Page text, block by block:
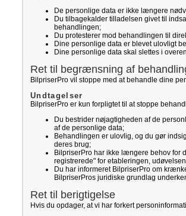
De personlige data er ikke længere
Du tilbagekalder tilladelsen givet til
behandlingen;
Du protesterer mod behandlingen til
Dine personlige data er blevet ulovligt
Dine personlige data skal slettes i
Ret til begrænsning af
BilpriserPro vil stoppe med at behandle dine
Undtagelser
BilpriserPro er kun forpligtet til at stoppe
Du bestrider nøjagtigheden af de
af de personlige data;
Behandlingen er ulovlig, og du gør
deres brug;
BilpriserPro har ikke længere behov for
registrerede" for etableringen,
Du har informeret BilpriserPro om
BilpriserPros juridiske grundlag
Ret til berigtigelse
Hvis du opdager, at vi har forkert